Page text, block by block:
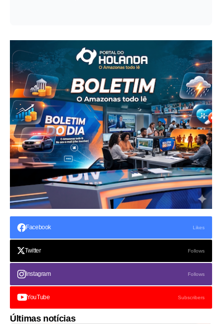
Facebook Likes
Twitter Follows
Instagram Follows
YouTube Subscribers
Últimas notícias